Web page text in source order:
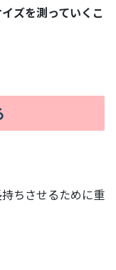
ズを測っていくこ
ちさせるために重